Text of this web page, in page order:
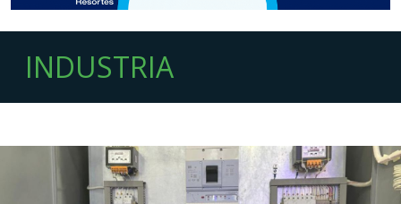
INDUSTRIA